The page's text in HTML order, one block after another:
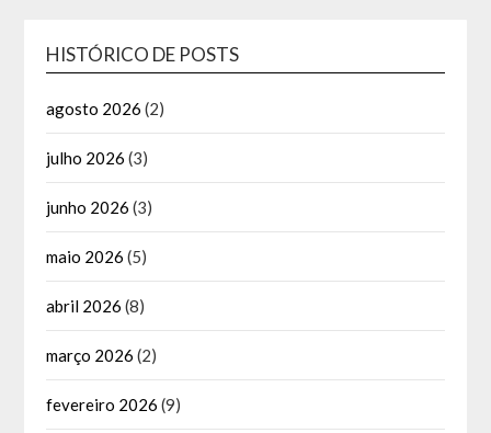
HISTÓRICO DE POSTS
agosto 2026 (2)
julho 2026 (3)
junho 2026 (3)
maio 2026 (5)
abril 2026 (8)
março 2026 (2)
fevereiro 2026 (9)